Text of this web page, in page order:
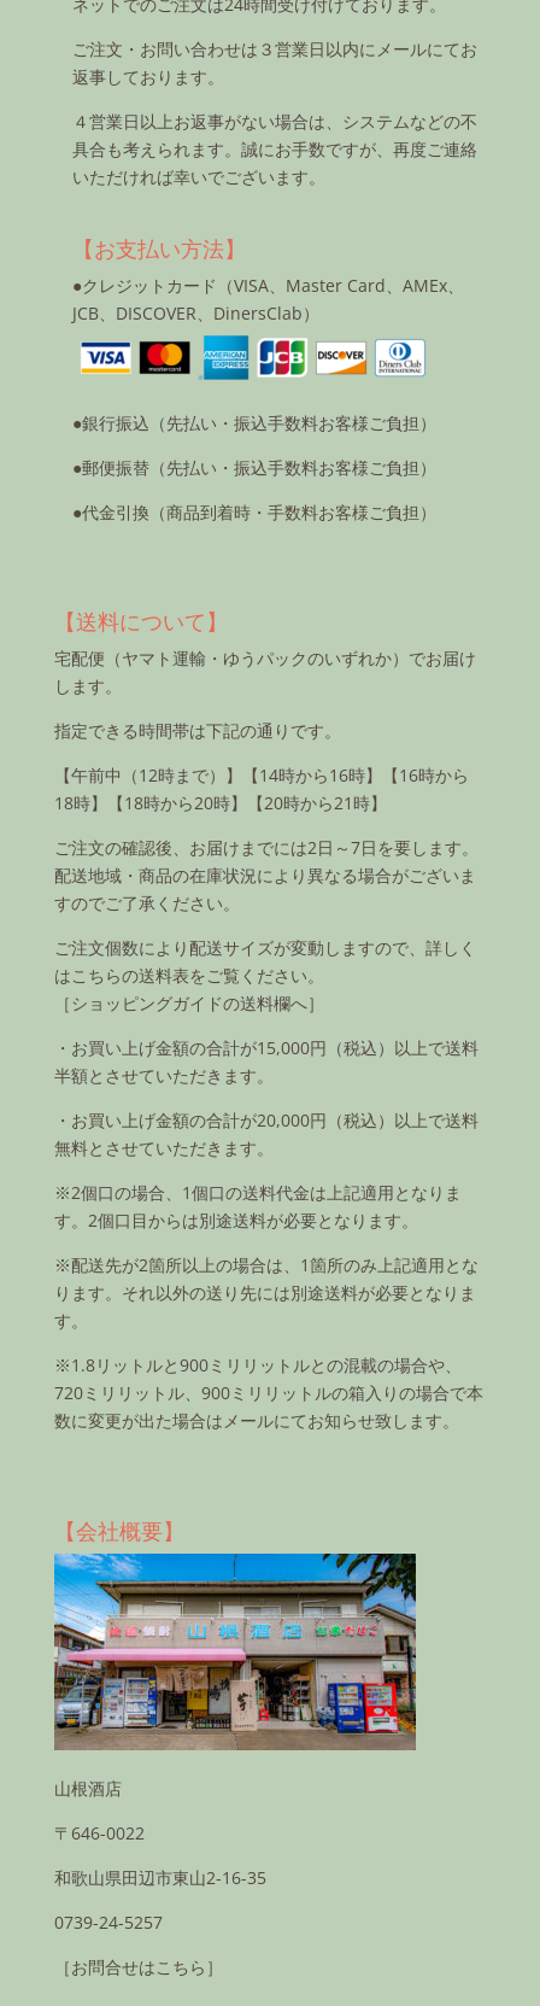
ご注文・お問い合わせは３営業日以内にメールにてお
返事しております。
４営業日以上お返事がない場合は、システムなどの不
具合も考えられます。誠にお手数ですが、再度ご連絡
いただければ幸いでございます。
【お支払い方法】
●クレジットカード（VISA、Master Card、AMEx、
JCB、DISCOVER、DinersClab）
●銀行振込（先払い・振込手数料お客様ご負担）
●郵便振替（先払い・振込手数料お客様ご負担）
●代金引換（商品到着時・手数料お客様ご負担）
【送料について】
宅配便（ヤマト運輸・ゆうパックのいずれか）でお届け
します。
指定できる時間帯は下記の通りです。
【午前中（12時まで）】【14時から16時】【16時から
18時】【18時から20時】【20時から21時】
ご注文の確認後、お届けまでには2日～7日を要します。
配送地域・商品の在庫状況により異なる場合がございま
すのでご了承ください。
ご注文個数により配送サイズが変動しますので、詳しく
はこちらの送料表をご覧ください。
［ショッピングガイドの送料欄へ］
・お買い上げ金額の合計が15,000円（税込）以上で送料
半額とさせていただきます。
・お買い上げ金額の合計が20,000円（税込）以上で送料
無料とさせていただきます。
※2個口の場合、1個口の送料代金は上記適用となりま
す。2個口目からは別途送料が必要となります。
※配送先が2箇所以上の場合は、1箇所のみ上記適用とな
ります。それ以外の送り先には別途送料が必要となりま
す。
※1.8リットルと900ミリリットルとの混載の場合や、
720ミリリットル、900ミリリットルの箱入りの場合で本
数に変更が出た場合はメールにてお知らせ致します。
【会社概要】
山根酒店
〒646-0022
和歌山県田辺市東山2-16-35
0739-24-5257
［お問合せはこちら］